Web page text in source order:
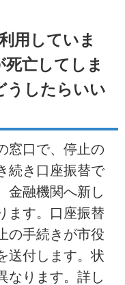
用していま
亡してしま
うしたらいい
窓口で、停止の
続き口座振替で
金融機関へ新し
ます。口座振替
の手続きが市役
送付します。状
なります。詳し